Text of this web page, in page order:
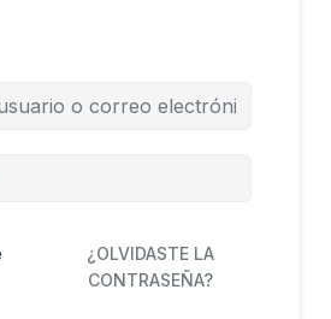
¿OLVIDASTE LA
CONTRASEÑA?